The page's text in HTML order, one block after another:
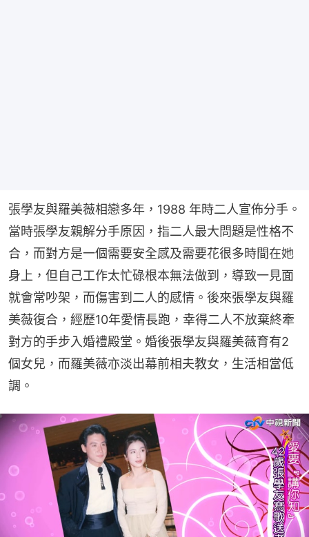
張學友與羅美薇相戀多年，1988 年時二人宣佈分手。
當時張學友親解分手原因，指二人最大問題是性格不
合，而對方是一個需要安全感及需要花很多時間在她
身上，但自己工作太忙碌根本無法做到，導致一見面
就會常吵架，而傷害到二人的感情。後來張學友與羅
美薇復合，經歷10年愛情長跑，幸得二人不放棄終牽
對方的手步入婚禮殿堂。婚後張學友與羅美薇育有2
個女兒，而羅美薇亦淡出幕前相夫教女，生活相當低
調。